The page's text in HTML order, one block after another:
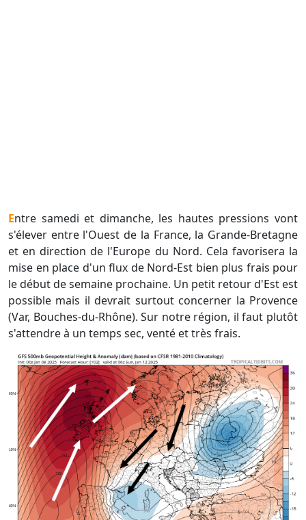
Entre samedi et dimanche, les hautes pressions vont
s'élever entre l'Ouest de la France, la Grande-Bretagne
et en direction de l'Europe du Nord. Cela favorisera la
mise en place d'un flux de Nord-Est bien plus frais pour
le début de semaine prochaine. Un petit retour d'Est est
possible mais il devrait surtout concerner la Provence
(Var, Bouches-du-Rhône). Sur notre région, il faut plutôt
s'attendre à un temps sec, venté et très frais.